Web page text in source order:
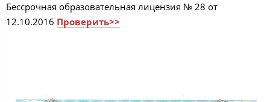
Бессрочная образовательная лицензия № 28 от
12.10.2016 Проверить>>